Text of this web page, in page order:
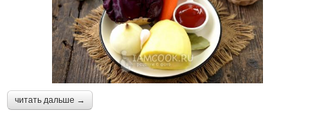
читать дальше →